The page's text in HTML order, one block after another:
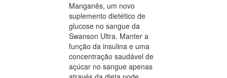
Manganês, um novo
suplemento dietético de
glucose no sangue da
Swanson Ultra. Manter a
função da insulina e uma
concentração saudável de
açúcar no sangue apenas